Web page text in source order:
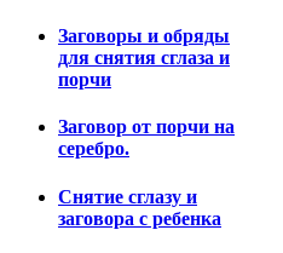
Заговоры и обряды
для снятия сглаза и
порчи
Заговор от порчи на
серебро.
Снятие сглазу и
заговора с ребенка